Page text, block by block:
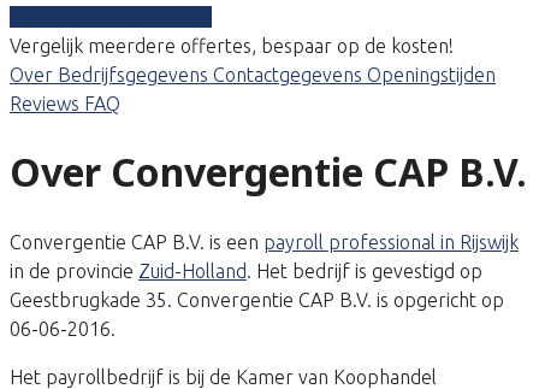
Vergelijk meerdere offertes, bespaar op de kosten!
Over Bedrijfsgegevens Contactgegevens Openingstijden
Reviews FAQ
Over Convergentie CAP B.V.
Convergentie CAP B.V. is een payroll professional in Rijswijk
in de provincie Zuid-Holland. Het bedrijf is gevestigd op
Geestbrugkade 35. Convergentie CAP B.V. is opgericht op
06-06-2016.
Het payrollbedrijf is bij de Kamer van Koophandel